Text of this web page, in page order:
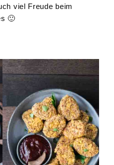
viel Freude beim
🙂